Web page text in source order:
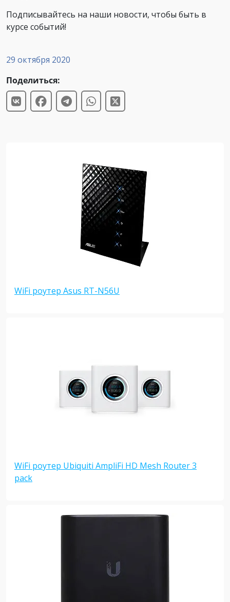
29 октября 2020
Поделиться:
WiFi роутер Asus RT-N56U
WiFi роутер Ubiquiti AmpliFi HD Mesh Router 3
pack
Подписывайтесь на наши новости, чтобы быть в
курсе событий!